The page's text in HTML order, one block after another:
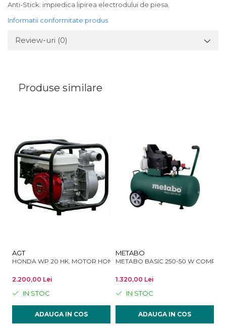
Anti-Stick: impiedica lipirea electrodului de piesa.
Informatii conformitate produs
Review-uri (0)
Produse similare
AGT
HONDA WP 20 HK, MOTOR HONDA GX 160
2.200,00 Lei
IN STOC
ADAUGA IN COS
METABO
METABO BASIC 250-50 W
1.320,00 Lei
IN STOC
ADAUGA IN COS